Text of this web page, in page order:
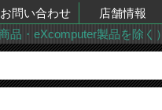
お問い合わせ 店舗情報
品・eXcomputer製品を除く）